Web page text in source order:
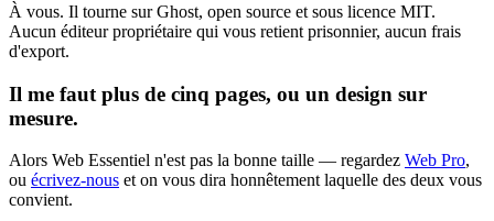
À vous. Il tourne sur Ghost, open source et sous licence MIT.
Aucun éditeur propriétaire qui vous retient prisonnier, aucun frais
d'export.
Il me faut plus de cinq pages, ou un design sur
mesure.
Alors Web Essentiel n'est pas la bonne taille — regardez Web Pro,
ou écrivez-nous et on vous dira honnêtement laquelle des deux vous
convient.